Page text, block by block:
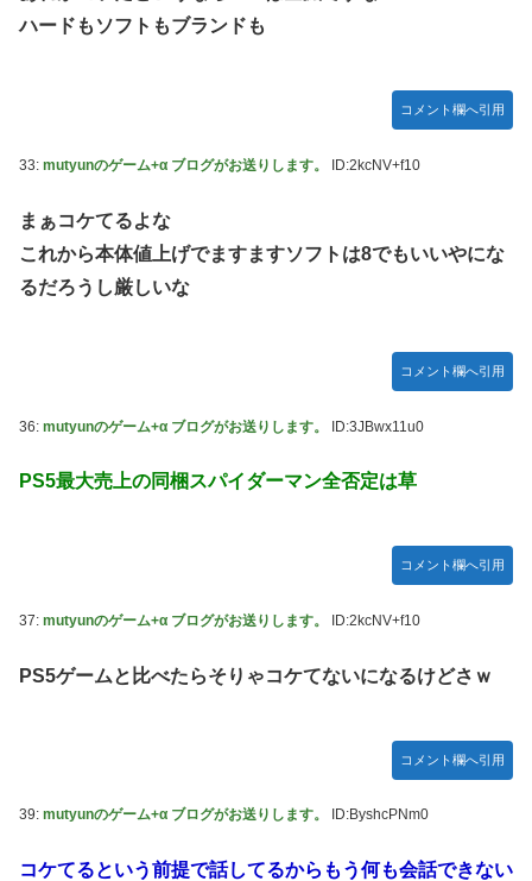
ハードもソフトもブランドも
コメント欄へ引用
33: mutyunのゲーム+α ブログがお送りします。 ID:2kcNV+f10
まぁコケてるよな
これから本体値上げでますますソフトは8でもいいやにな
るだろうし厳しいな
コメント欄へ引用
36: mutyunのゲーム+α ブログがお送りします。 ID:3JBwx11u0
PS5最大売上の同梱スパイダーマン全否定は草
コメント欄へ引用
37: mutyunのゲーム+α ブログがお送りします。 ID:2kcNV+f10
PS5ゲームと比べたらそりゃコケてないになるけどさｗ
コメント欄へ引用
39: mutyunのゲーム+α ブログがお送りします。 ID:ByshcPNm0
コケてるという前提で話してるからもう何も会話できない